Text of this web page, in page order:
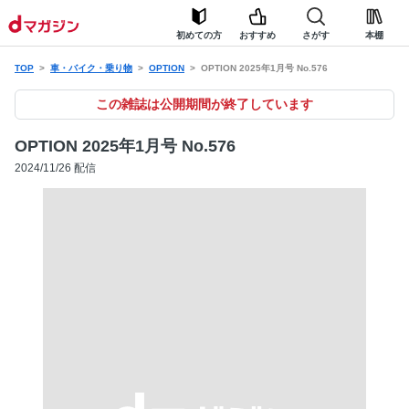
初めての方 おすすめ さがす 本棚
TOP 車・バイク・乗り物 OPTION OPTION 2025年1月号 No.576
この雑誌は公開期間が終了しています
OPTION 2025年1月号 No.576
2024/11/26 配信